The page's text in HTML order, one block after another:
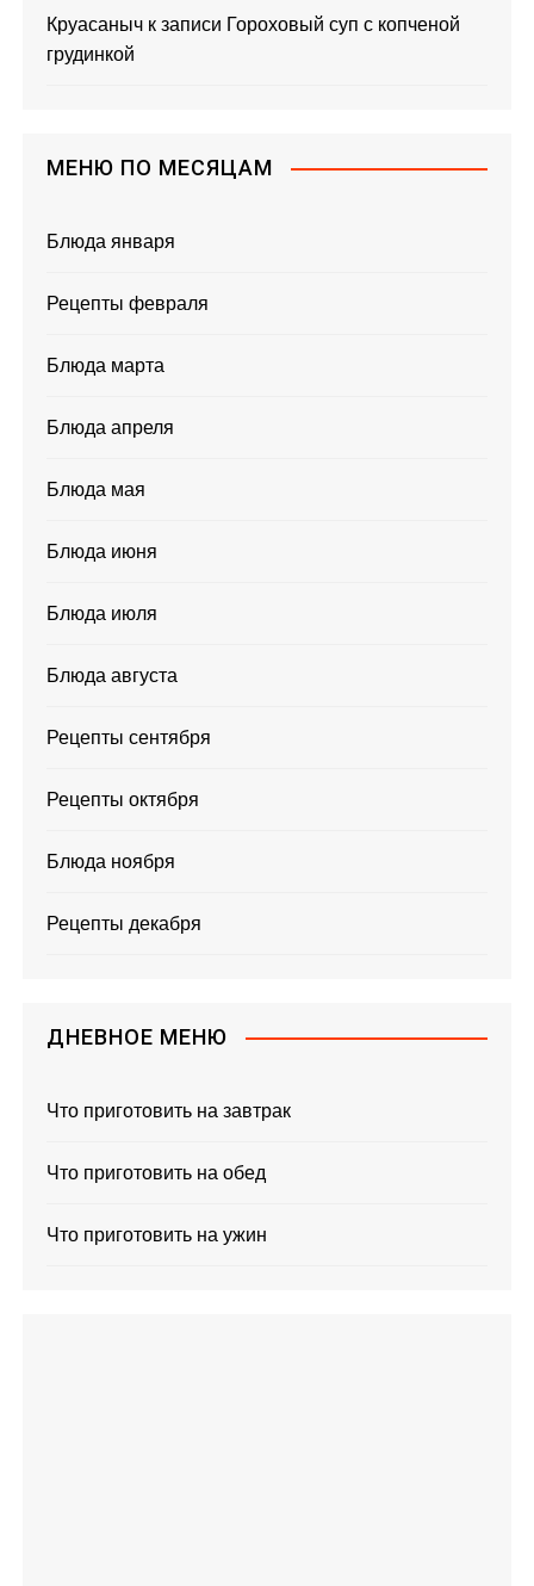
Круасаныч к записи Гороховый суп с копченой
грудинкой
МЕНЮ ПО МЕСЯЦАМ
Блюда января
Рецепты февраля
Блюда марта
Блюда апреля
Блюда мая
Блюда июня
Блюда июля
Блюда августа
Рецепты сентября
Рецепты октября
Блюда ноября
Рецепты декабря
ДНЕВНОЕ МЕНЮ
Что приготовить на завтрак
Что приготовить на обед
Что приготовить на ужин